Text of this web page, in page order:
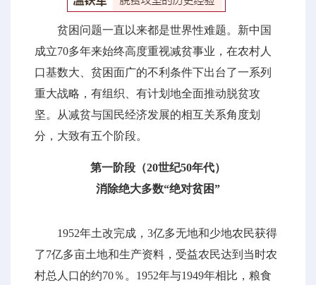
贫困问题一直以来都是世界性难题。新中国
成立70多年来始终高度重视减贫事业，在农村人
口基数大、贫困面广的不利条件下出台了一系列
重大战略，有组织、有计划地全面推动脱贫攻
坚。从减贫与国民经济发展的相互关系角度划
分，大致有五个阶段。
第一阶段（20世纪50年代）
消除绝大多数“绝对贫困”
1952年土改完成，3亿多无地和少地农民获得
了7亿多亩土地和生产资料，受益农民达到当时农
村总人口的约70％。1952年与1949年相比，粮食